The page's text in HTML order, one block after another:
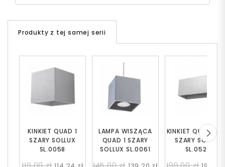
Produkty z tej samej serii
KINKIET QUAD 1
SZARY SOLLUX
SL.0058
KINKIET QUAD
SZARY SOLLUX
SL.0526
LAMPA WISZĄCA
QUAD 1 SZARY
SOLLUX SL.0061